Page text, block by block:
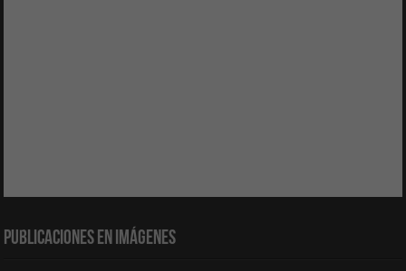
Publicaciones en Imágenes